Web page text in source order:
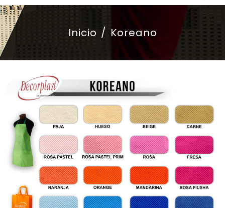
Inicio Koreano